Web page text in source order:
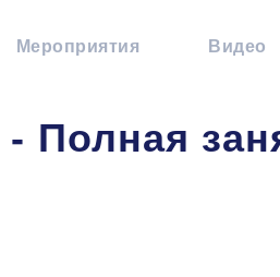
Мероприятия Видео
Полная